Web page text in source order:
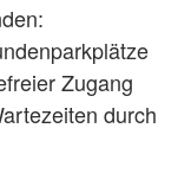
Zugang
durch